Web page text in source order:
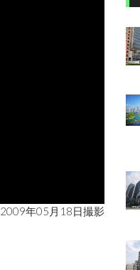
2009年05月18日撮影